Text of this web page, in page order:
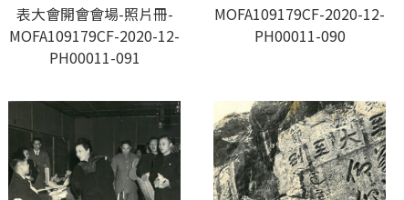
表大會開會會場-照片冊-
MOFA109179CF-2020-12-
PH00011-091
MOFA109179CF-2020-12-
PH00011-090